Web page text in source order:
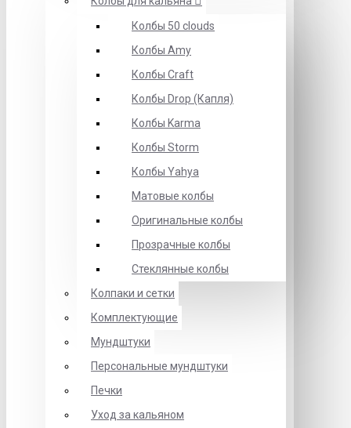
Колбы 50 clouds
Колбы Amy
Колбы Craft
Колбы Drop (Капля)
Колбы Karma
Колбы Storm
Колбы Yahya
Матовые колбы
Оригинальные колбы
Прозрачные колбы
Стеклянные колбы
Колпаки и сетки
Комплектующие
Мундштуки
Персональные мундштуки
Печки
Уход за кальяном